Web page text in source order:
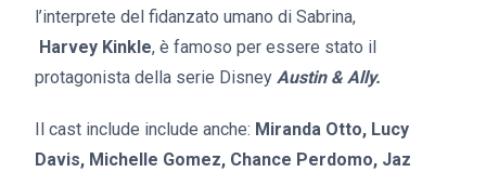
l’interprete del fidanzato umano di Sabrina,
Harvey Kinkle, è famoso per essere stato il
protagonista della serie Disney Austin & Ally.
Il cast include include anche: Miranda Otto, Lucy
Davis, Michelle Gomez, Chance Perdomo, Jaz